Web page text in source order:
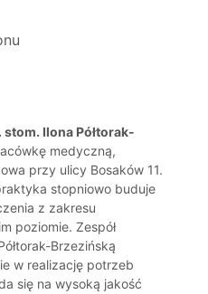
Ilona Półtorak-
medyczną,
przy ulicy Bosaków 11.
stopniowo buduje
z zakresu
poziomie. Zespół
Brzezińską
w realizację potrzeb
się na wysoką jakość